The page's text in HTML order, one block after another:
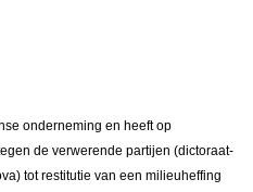
onderneming en heeft op
de verwerende partijen (dictoraat-
tot restitutie van een milieuheffing